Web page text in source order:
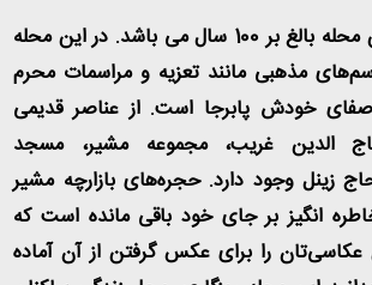
عمرعمده بناهای این محله بالغ بر 100 سال می باشد. در این محله
مذهبی مانند تعزیه و مراسمات محرم
خودش پابرجا است. از عناصر قدیمی
الدین غریب، مجموعه مشیر، مسجد
زینل وجود دارد. حجره‌های بازارچه مشیر
انگیز بر جای خود باقی مانده است که
عکاسی‌تان را برای عکس گرفتن از آن آماده